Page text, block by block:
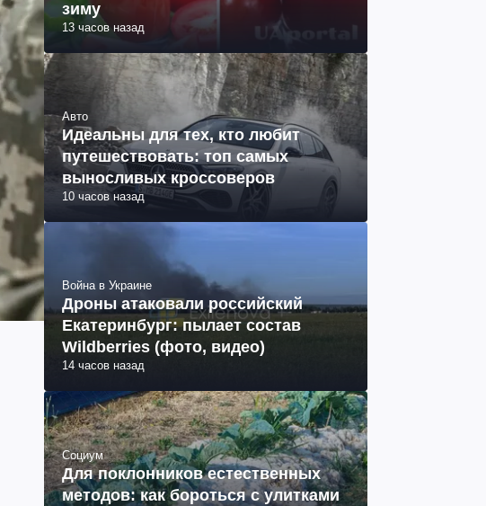
зиму
13 часов назад
Авто
Идеальны для тех, кто любит
путешествовать: топ самых
выносливых кроссоверов
10 часов назад
Война в Украине
Дроны атаковали российский
Екатеринбург: пылает состав
Wildberries (фото, видео)
14 часов назад
Социум
Для поклонников естественных
методов: как бороться с улитками